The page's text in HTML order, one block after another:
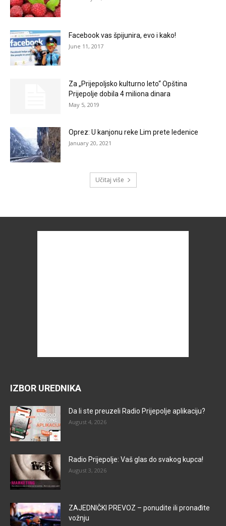
Facebook vas špijunira, evo i kako!
June 11, 2017
Za „Prijepoljsko kulturno leto“ Opština
Prijepolje dobila 4 miliona dinara
May 5, 2019
Oprez: U kanjonu reke Lim prete ledenice
January 20, 2021
Učitaj više
IZBOR UREDNIKA
Da li ste preuzeli Radio Prijepolje aplikaciju?
August 4, 2026
Radio Prijepolje: Vaš glas do svakog kupca!
August 3, 2026
ZAJEDNIČKI PREVOZ – ponudite ili pronađite
vožnju